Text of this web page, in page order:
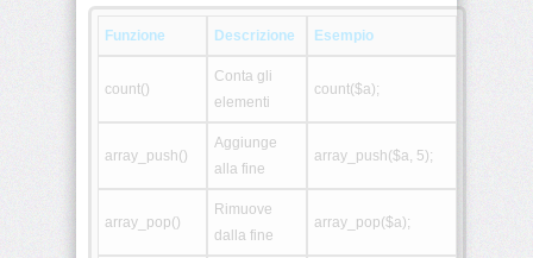
errori
Debugging
PHP:
Funzione Descrizione Esempio
count()
Conta gli
elementi
count($a);
array_push()
Aggiunge
alla fine
array_push($a, 5);
array_pop()
Rimuove
dalla fine
array_pop($a);